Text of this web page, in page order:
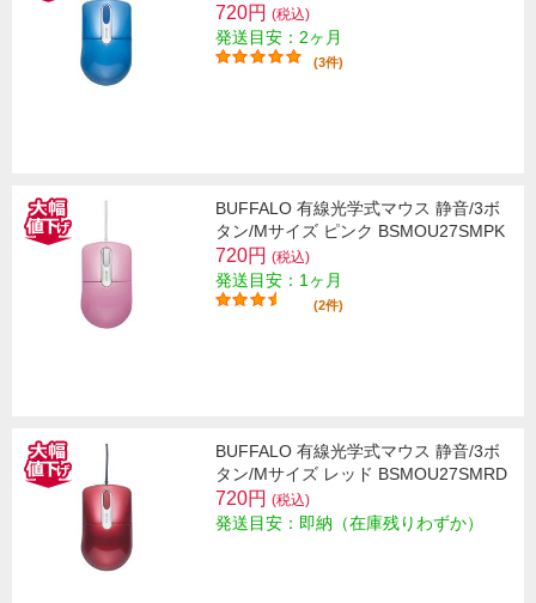
720円 (税込)
発送目安：2ヶ月
(3件)
BUFFALO 有線光学式マウス 静音/3ボ
タン/Mサイズ ピンク BSMOU27SMPK
720円 (税込)
発送目安：1ヶ月
(2件)
BUFFALO 有線光学式マウス 静音/3ボ
タン/Mサイズ レッド BSMOU27SMRD
720円 (税込)
発送目安：即納（在庫残りわずか）